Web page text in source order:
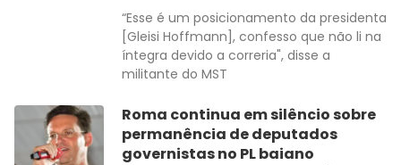
“Esse é um posicionamento da presidenta
[Gleisi Hoffmann], confesso que não li na
íntegra devido a correria", disse a
militante do MST
Roma continua em silêncio sobre
permanência de deputados
governistas no PL baiano